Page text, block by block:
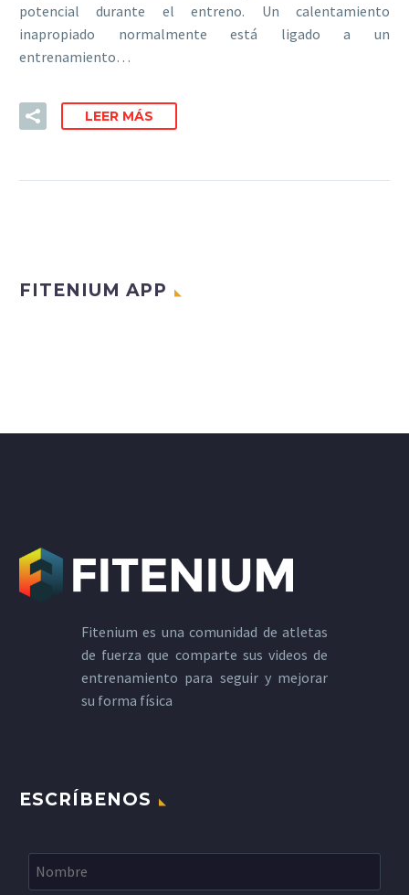
potencial durante el entreno. Un calentamiento
inapropiado normalmente está ligado a un
entrenamiento…
LEER MÁS
FITENIUM APP
Fitenium es una comunidad de atletas
de fuerza que comparte sus videos de
entrenamiento para seguir y mejorar
su forma física
ESCRÍBENOS